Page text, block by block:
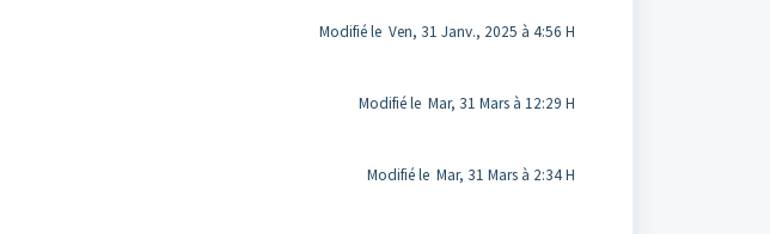
Modifié le Ven, 31 Janv., 2025 à 4:56 H
Modifié le Mar, 31 Mars à 12:29 H
Modifié le Mar, 31 Mars à 2:34 H